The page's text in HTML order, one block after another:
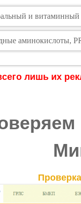
и витаминный
аминокислоты,
лишь их